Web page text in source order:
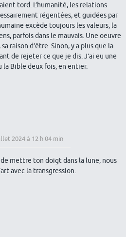
tord. L’humanité, les relations
régentées, et guidées par
excède toujours les valeurs, la
parfois dans le mauvais. Une oeuvre
raison d’être. Sinon, y a plus que la
de rejeter ce que je dis. J’ai eu une
Bible deux fois, en entier.
2024 à 12 h 04 min
mettre ton doigt dans la lune, nous
avec la transgression.